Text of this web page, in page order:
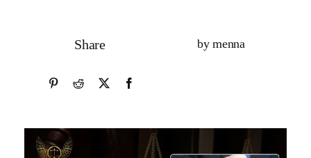
by menna
Share